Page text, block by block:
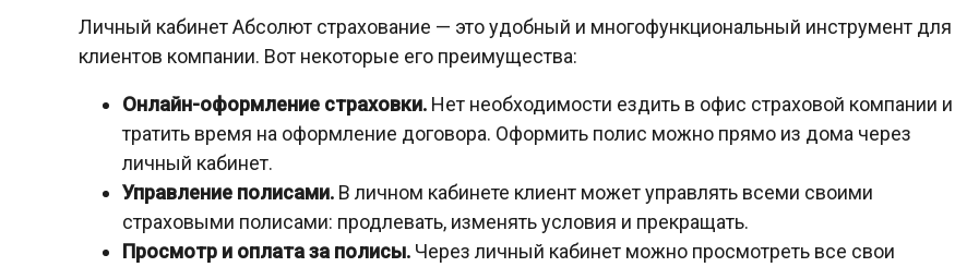
Личный кабинет Абсолют страхование — это удобный и многофункциональный инструмент для
клиентов компании. Вот некоторые его преимущества:
Онлайн-оформление страховки. Нет необходимости ездить в офис страховой компании и
тратить время на оформление договора. Оформить полис можно прямо из дома через
личный кабинет.
Управление полисами. В личном кабинете клиент может управлять всеми своими
страховыми полисами: продлевать, изменять условия и прекращать.
Просмотр и оплата за полисы. Через личный кабинет можно просмотреть все свои